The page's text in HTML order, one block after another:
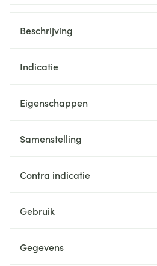
Beschrijving
Indicatie
Eigenschappen
Samenstelling
Contra indicatie
Gebruik
Gegevens